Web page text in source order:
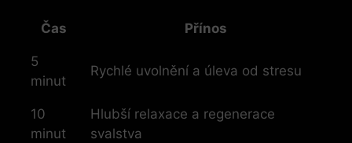
Čas Přínos
5
minut
Rychlé uvolnění a úleva od stresu
10
minut
Hlubší relaxace a regenerace
svalstva